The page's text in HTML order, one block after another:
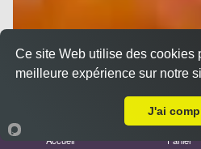
Accueil Panier
Ce site Web utilise des cookies
meilleure expérience sur notre
J'ai